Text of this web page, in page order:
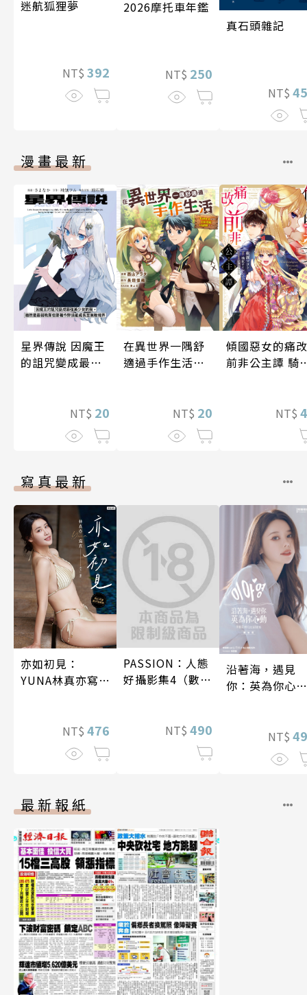
迷航狐狸夢
NT$ 392
2026摩托車年鑑
NT$ 250
真石頭雜記
NT$
漫畫最新
星界傳說 因魔王
的詛咒變成最強
靠著作弊技能成
長至無敵境界 第
NT$ 20
在異世界一隅舒
適過手作生活～
NT$ 20
傾國惡女的痛改
前非公主譚 騎
NT$
寫真最新
亦如初見：
YUNA林真亦寫
NT$ 476
PASSION：人態
好攝影集4（數位
NT$ 490
沿著海，遇見
你：英為你心動
NT$
最新報紙